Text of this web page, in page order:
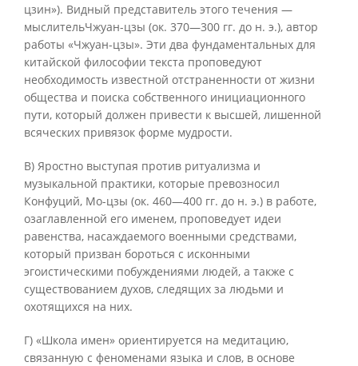
цзин»). Видный представитель этого течения —
мыслительЧжуан-цзы (ок. 370—300 гг. до н. э.), автор
работы «Чжуан-цзы». Эти два фундаментальных для
китайской философии текста проповедуют
необходимость известной отстраненности от жизни
общества и поиска собственного инициационного
пути, который должен привести к высшей, лишенной
всяческих привязок форме мудрости.
В) Яростно выступая против ритуализма и
музыкальной практики, которые превозносил
Конфуций, Мо-цзы (ок. 460—400 гг. до н. э.) в работе,
озаглавленной его именем, проповедует идеи
равенства, насаждаемого военными средствами,
который призван бороться с исконными
эгоистическими побуждениями людей, а также с
существованием духов, следящих за людьми и
охотящихся на них.
Г) «Школа имен» ориентируется на медитацию,
связанную с феноменами языка и слов, в основе